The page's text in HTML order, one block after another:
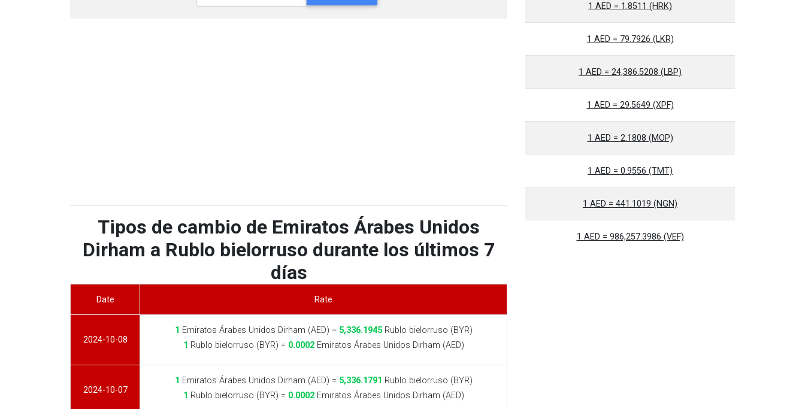
Tipos de cambio de Emiratos Árabes Unidos
Dirham a Rublo bielorruso durante los últimos 7
días
Date Rate
2024-10-08
1 Emiratos Árabes Unidos Dirham (AED) = 5,336.1945Rublo bielorruso (BYR)
1 Rublo bielorruso (BYR) = 0.0002Emiratos Árabes Unidos Dirham (AED)
2024-10-07
1 Emiratos Árabes Unidos Dirham (AED) = 5,336.1791 Rublo bielorruso (BYR)
1 Rublo bielorruso (BYR) = 0.0002Emiratos Árabes Unidos Dirham (AED)
1 AED = 1.8511 (HRK)
1 AED = 79.7926 (LKR)
1 AED = 24,386.5208 (LBP)
1 AED = 29.5649 (XPF)
1 AED = 2.1808 (MOP)
1 AED = 0.9556 (TMT)
1 AED = 441.1019 (NGN)
1 AED = 986,257.3986 (VEF)